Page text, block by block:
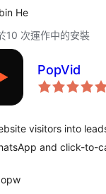
He
10 次運作中的安裝
PopVid
visitors into
and click-to-